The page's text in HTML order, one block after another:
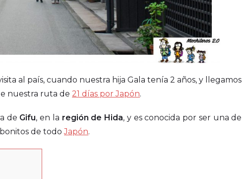
al país, cuando nuestra hija Gala tenía 2 años, y llegamos
nuestra ruta de 21 días por Japón.
de Gifu, en la región de Hida, y es conocida por ser una de
bonitos de todoJapón.